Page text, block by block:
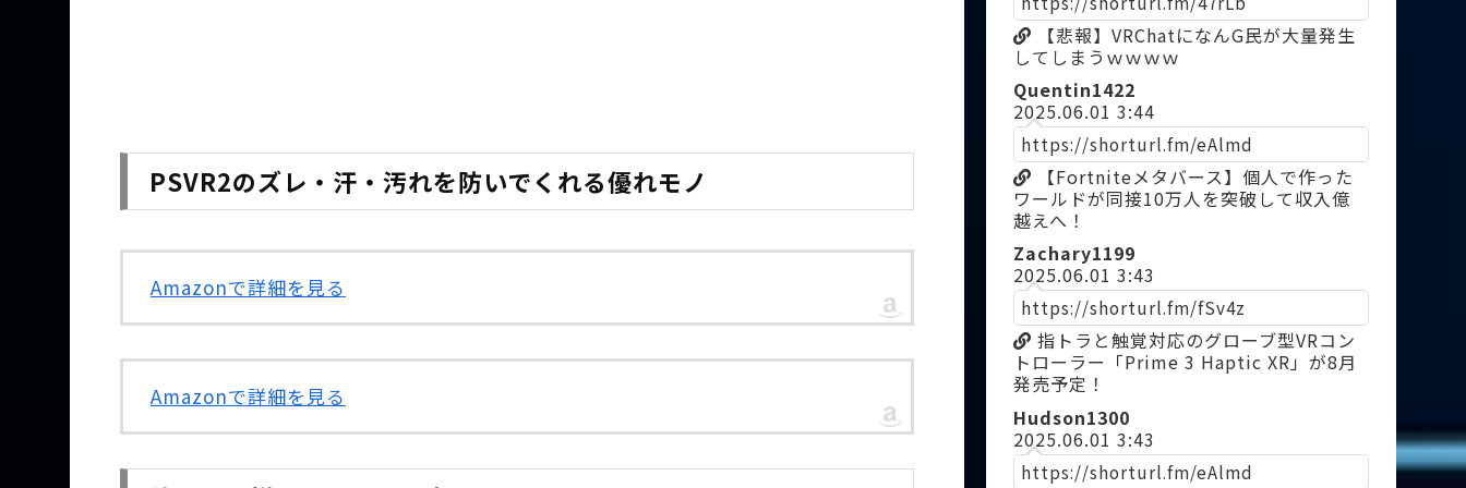
PSVR2のズレ・汗・汚れを防いでくれる優れモノ
Amazonで詳細を見る
Amazonで詳細を見る
【悲報】VRChatになんG民が大量発生
してしまうｗｗｗｗ
Quentin1422
2025.06.01 3:44
https://shorturl.fm/eAlmd
【Fortniteメタバース】個人で作った
ワールドが同接10万人を突破して収入億
越えへ！
Zachary1199
2025.06.01 3:43
https://shorturl.fm/fSv4z
指トラと触覚対応のグローブ型VRコン
トローラー「Prime 3 Haptic XR」が8月
発売予定！
Hudson1300
2025.06.01 3:43
https://shorturl.fm/eAlmd